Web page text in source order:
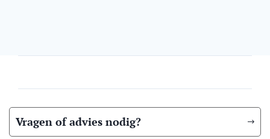
Vragen of advies nodig?